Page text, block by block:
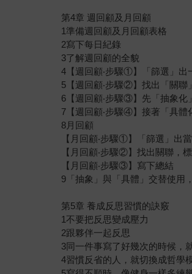
第4章 週回顧及月回顧
1準備週回顧及月回顧表格
2寫下每日紀錄
3了解週回顧的全貌
4【週回顧‧步驟①】「篩選」出
5【週回顧‧步驟②】找出「關聯
6【週回顧‧步驟③】先「抽象化
7【週回顧‧步驟④】接著「具體
8月回顧
【月回顧‧步驟①】「篩選」出
【月回顧‧步驟②】找出關聯，
【月回顧‧步驟③】寫下總結
9「抽象」與「具體」交替使用
第5章 養成反思習慣的訣竅
1不要把反思變成壓力
2跟夥伴一起反思
3同一件事寫了好幾次的時候，
4習慣反省的人，就切換成哲學